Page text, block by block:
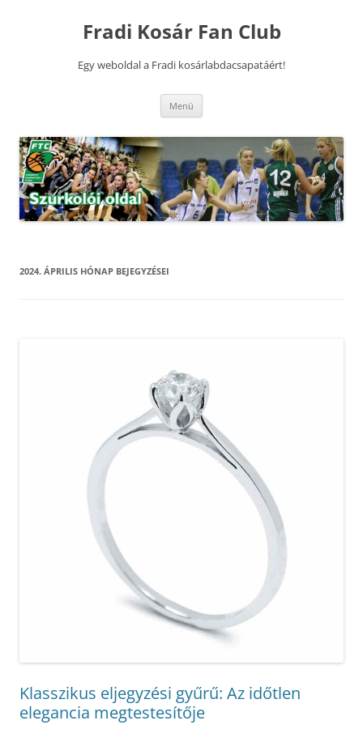
Fradi Kosár Fan Club
Egy weboldal a Fradi kosárlabdacsapatáért!
Menü
2024. ÁPRILIS HÓNAP BEJEGYZÉSEI
Klasszikus eljegyzési gyűrű: Az időtlen
elegancia megtestesítője